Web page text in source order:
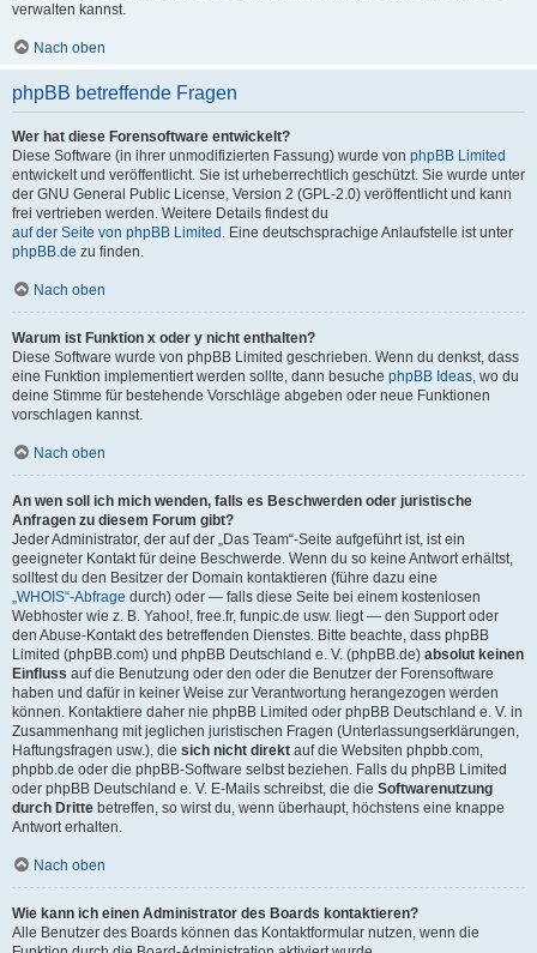
verwalten kannst.
Nach oben
phpBB betreffende Fragen
Wer hat diese Forensoftware entwickelt?
Diese Software (in ihrer unmodifizierten Fassung) wurde von phpBB Limited
entwickelt und veröffentlicht. Sie ist urheberrechtlich geschützt. Sie wurde unter
der GNU General Public License, Version 2 (GPL-2.0) veröffentlicht und kann
frei vertrieben werden. Weitere Details findest du
auf der Seite von phpBB Limited . Eine deutschsprachige Anlaufstelle ist unter
phpBB.de zu finden.
Nach oben
Warum ist Funktion x oder y nicht enthalten?
Diese Software wurde von phpBB Limited geschrieben. Wenn du denkst, dass
eine Funktion implementiert werden sollte, dann besuche phpBB Ideas, wo du
deine Stimme für bestehende Vorschläge abgeben oder neue Funktionen
vorschlagen kannst.
Nach oben
An wen soll ich mich wenden, falls es Beschwerden oder juristische
Anfragen zu diesem Forum gibt?
Jeder Administrator, der auf der „Das Team“-Seite aufgeführt ist, ist ein
geeigneter Kontakt für deine Beschwerde. Wenn du so keine Antwort erhältst,
solltest du den Besitzer der Domain kontaktieren (führe dazu eine
„WHOIS“-Abfrage durch) oder — falls diese Seite bei einem kostenlosen
Webhoster wie z. B. Yahoo!, free.fr, funpic.de usw. liegt — den Support oder
den Abuse-Kontakt des betreffenden Dienstes. Bitte beachte, dass phpBB
Limited (phpBB.com) und phpBB Deutschland e. V. (phpBB.de) absolut keinen
Einfluss auf die Benutzung oder den oder die Benutzer der Forensoftware
haben und dafür in keiner Weise zur Verantwortung herangezogen werden
können. Kontaktiere daher nie phpBB Limited oder phpBB Deutschland e. V. in
Zusammenhang mit jeglichen juristischen Fragen (Unterlassungserklärungen,
Haftungsfragen usw.), die sich nicht direkt auf die Websiten phpbb.com,
phpbb.de oder die phpBB-Software selbst beziehen. Falls du phpBB Limited
oder phpBB Deutschland e. V. E-Mails schreibst, die die Softwarenutzung
durch Dritte betreffen, so wirst du, wenn überhaupt, höchstens eine knappe
Antwort erhalten.
Nach oben
Wie kann ich einen Administrator des Boards kontaktieren?
Alle Benutzer des Boards können das Kontaktformular nutzen, wenn die